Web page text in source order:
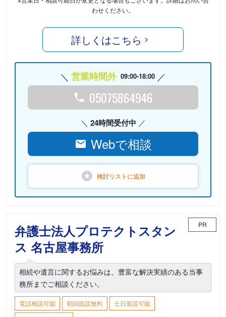
わせください。
詳しくはこちら
営業時間外 09:00-18:00
05075864946
24時間受付中
Webで相談
検討リストに追加
弁護士法人プロテクトスタン
ス 名古屋事務所
PR
相続や遺言に関するお悩みは、豊富な解決実績のある当事
務所までご相談ください。
電話相談可能 初回面談無料
土日面談可能